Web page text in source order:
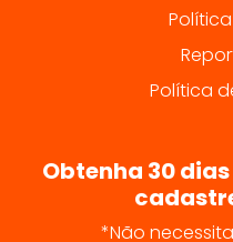
Política
Obtenha 30
*Não